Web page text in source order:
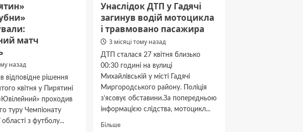
матч
назад
відповідне рішення
квітня у Пирятині
проходив
туру Чемпіонату
області з футболу...
Унаслідок ДТП у Гадячі
загинув водій мотоцикла
і травмовано пасажира
3 місяці тому назад
ДТП сталася 27 квітня близько
00:30 годині на вулиці
Михайлівській у місті Гадячі
Миргородського району. Поліція
з’ясовує обставини.За попередньою
інформацією слідства, мотоцикл...
БільшеДокладніше